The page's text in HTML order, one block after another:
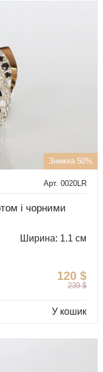
Знижка 50%
Арт. 0020LR
і чорними
Ширина: 1.1 см
120 $
239 $
У кошик